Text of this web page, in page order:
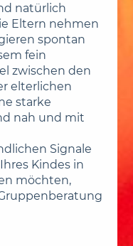
natürlich
Eltern nehmen
spontan
fein
zwischen den
elterlichen
starke
nah und mit
Signale
Kindes in
möchten,